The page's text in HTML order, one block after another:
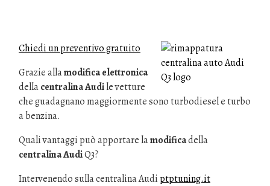
Chiedi un preventivo gratuito
Grazie allamodifica elettronica
dellacentralina Audile vetture
che guadagnano maggiormente sono turbodiesel e turbo
a benzina.
Quali vantaggi può apportare lamodificadella
centralina AudiQ3?
Intervenendo sulla centralina Audiptptuning.it